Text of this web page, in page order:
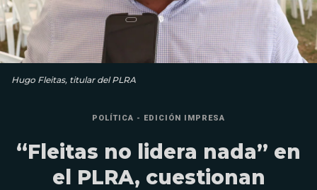
Hugo Fleitas, titular del PLRA
POLÍTICA - EDICIÓN IMPRESA
“Fleitas no lidera nada” en
el PLRA, cuestionan